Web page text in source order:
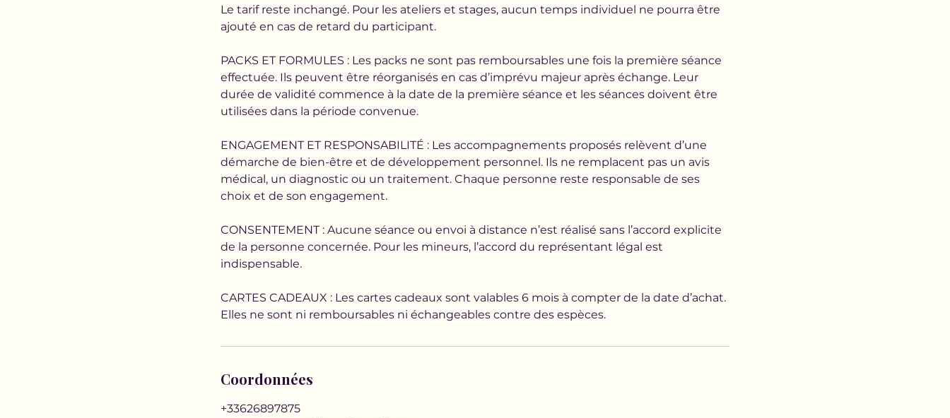
Le tarif reste inchangé. Pour les ateliers et stages, aucun temps individuel ne pourra être
ajouté en cas de retard du participant.
PACKS ET FORMULES : Les packs ne sont pas remboursables une fois la première séance
effectuée. Ils peuvent être réorganisés en cas d’imprévu majeur après échange. Leur
durée de validité commence à la date de la première séance et les séances doivent être
utilisées dans la période convenue.
ENGAGEMENT ET RESPONSABILITÉ : Les accompagnements proposés relèvent d’une
démarche de bien-être et de développement personnel. Ils ne remplacent pas un avis
médical, un diagnostic ou un traitement. Chaque personne reste responsable de ses
choix et de son engagement.
CONSENTEMENT : Aucune séance ou envoi à distance n’est réalisé sans l’accord explicite
de la personne concernée. Pour les mineurs, l’accord du représentant légal est
indispensable.
CARTES CADEAUX : Les cartes cadeaux sont valables 6 mois à compter de la date d’achat.
Elles ne sont ni remboursables ni échangeables contre des espèces.
Coordonnées
+33626897875